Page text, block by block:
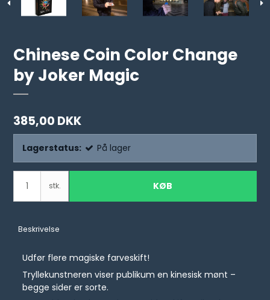
Chinese Coin Color Change
by Joker Magic
385,00 DKK
Lagerstatus: På lager
stk. KØB
Beskrivelse
Udfør flere magiske farveskift!
Tryllekunstneren viser publikum en kinesisk mønt –
begge sider er sorte.